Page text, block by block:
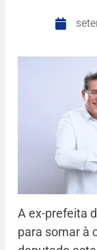
A ex-prefeita
para somar à